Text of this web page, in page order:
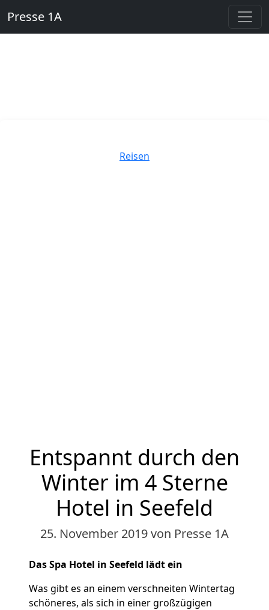
Presse 1A
Kategorien
Reisen
Entspannt durch den
Winter im 4 Sterne
Hotel in Seefeld
25. November 2019von Presse 1A
Das Spa Hotel in Seefeld lädt ein
Was gibt es an einem verschneiten Wintertag
schöneres, als sich in einer großzügigen